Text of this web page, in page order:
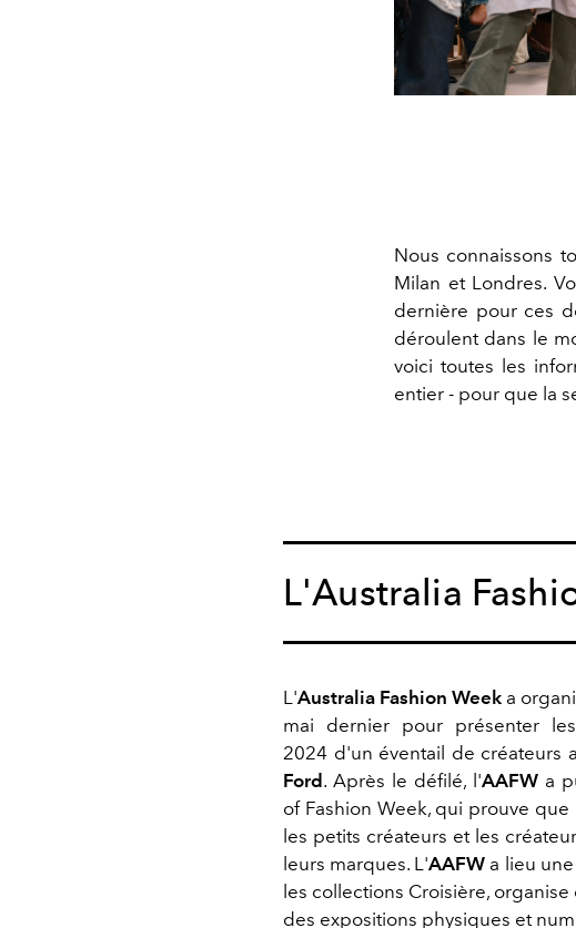
Nous connaissons
Milan et Londres.
dernière pour ces
déroulent dans le
voici toutes les
entier - pour que la
L'Australia
L'Australia Fashion Week a
mai dernier pour présenter
2024 d'un éventail de créateurs
Ford. Après le défilé, l'AAFW a
of Fashion Week, qui prouve
les petits créateurs et les
leurs marques. L'AAFW a lieu
les collections Croisière,
des expositions physiques et